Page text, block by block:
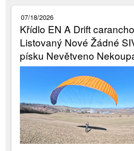
07/18/2026
Křídlo EN A Drift
Listovaný Nové Žádné
písku Nevětveno